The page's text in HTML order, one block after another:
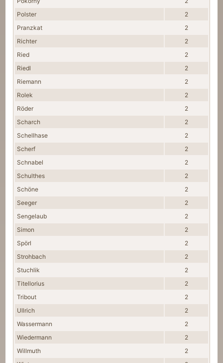
Polster
2
Pranzkat
2
Richter
2
Ried
2
Riedl
2
Riemann
2
Rolek
2
Röder
2
Scharch
2
Schellhase
2
Scherf
2
Schnabel
2
Schulthes
2
Schöne
2
Seeger
2
Sengelaub
2
Simon
2
Spörl
2
Strohbach
2
Stuchlik
2
Titellorius
2
Tribout
2
Ullrich
2
Wassermann
2
Wiedermann
2
Willmuth
2